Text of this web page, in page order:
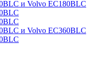
и Volvo EC180BLC
и Volvo EC360BLC